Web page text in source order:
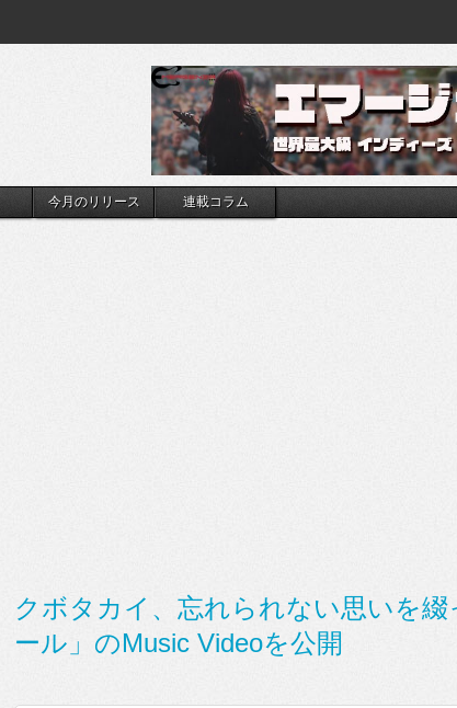
今月のリリース 連載コラム
クボタカイ、忘れられない思いを
ール」のMusic Videoを公開